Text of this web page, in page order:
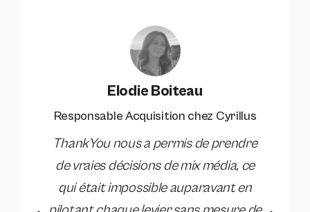
Elodie Boiteau
Responsable Acquisition chez Cyrillus
ThankYou nous a permis de prendre
de vraies décisions de mix média, ce
qui était impossible auparavant en